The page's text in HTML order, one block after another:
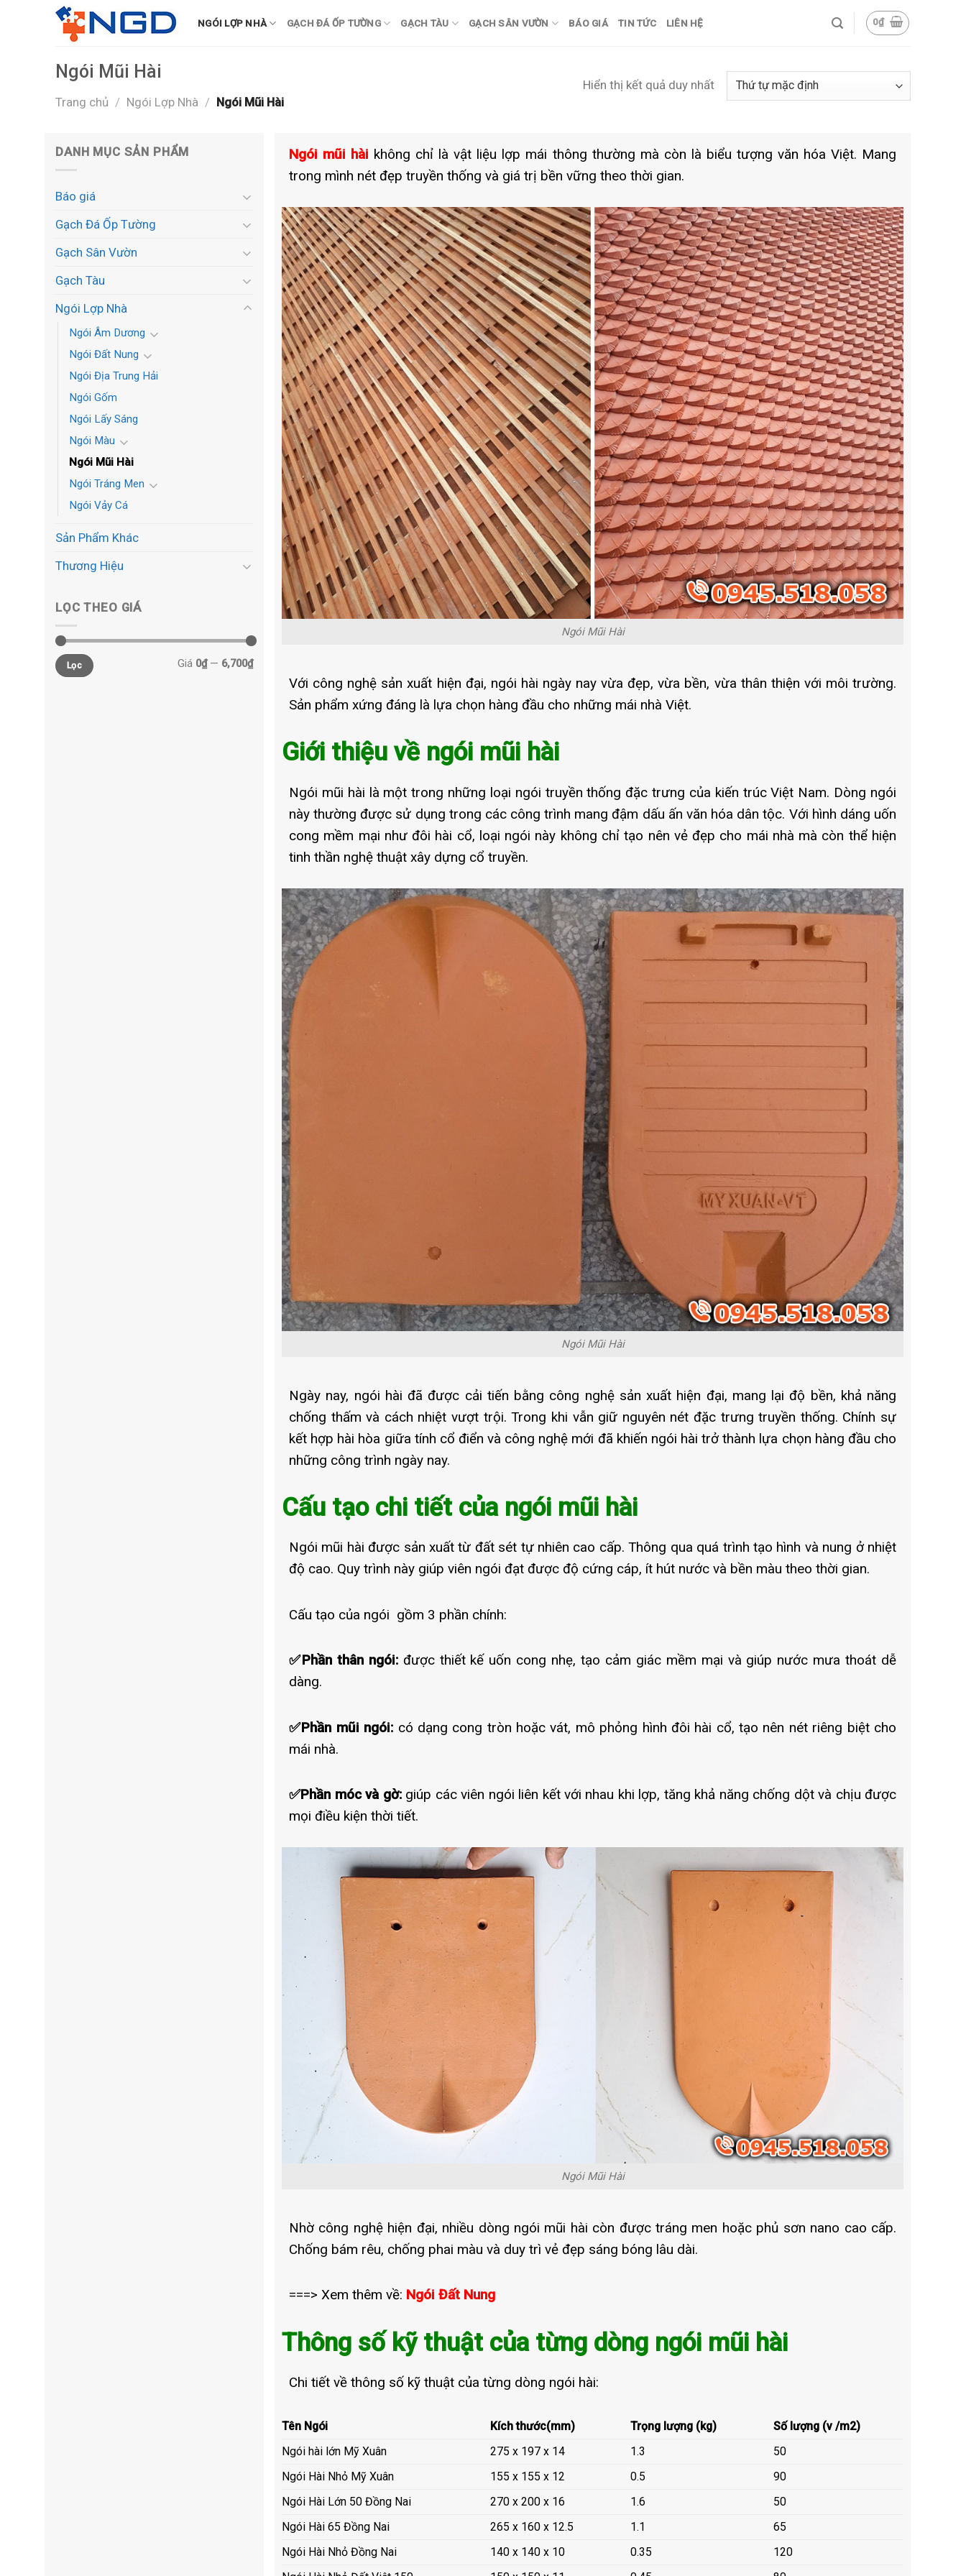
NGÓI LỢP NHÀ GẠCH ĐÁ ỐP TƯỜNG GẠCH TÀU GẠCH SÂN VƯỜN BÁO GIÁ TIN TỨC LIÊN HỆ 0₫
Ngói Mũi Hài
Trang chủ / Ngói Lợp Nhà / Ngói Mũi Hài
Hiển thị kết quả duy nhất
DANH MỤC SẢN PHẨM
Báo giá
Gạch Đá Ốp Tường
Gạch Sân Vườn
Gạch Tàu
Ngói Lợp Nhà
Ngói Âm Dương
Ngói Đất Nung
Ngói Địa Trung Hải
Ngói Gốm
Ngói Lấy Sáng
Ngói Màu
Ngói Mũi Hài
Ngói Tráng Men
Ngói Vảy Cá
Sản Phẩm Khác
Thương Hiệu
LỌC THEO GIÁ
Lọc Giá 0₫— 6,700₫
Ngói mũi hài không chỉ là vật liệu lợp mái thông thường mà còn là biểu tượng văn hóa Việt. Mang
trong mình nét đẹp truyền thống và giá trị bền vững theo thời gian.
Ngói Mũi Hài
Với công nghệ sản xuất hiện đại, ngói hài ngày nay vừa đẹp, vừa bền, vừa thân thiện với môi trường.
Sản phẩm xứng đáng là lựa chọn hàng đầu cho những mái nhà Việt.
Giới thiệu về ngói mũi hài
Ngói mũi hài là một trong những loại ngói truyền thống đặc trưng của kiến trúc Việt Nam. Dòng ngói
này thường được sử dụng trong các công trình mang đậm dấu ấn văn hóa dân tộc. Với hình dáng uốn
cong mềm mại như đôi hài cổ, loại ngói này không chỉ tạo nên vẻ đẹp cho mái nhà mà còn thể hiện
tinh thần nghệ thuật xây dựng cổ truyền.
Ngói Mũi Hài
Ngày nay, ngói hài đã được cải tiến bằng công nghệ sản xuất hiện đại, mang lại độ bền, khả năng
chống thấm và cách nhiệt vượt trội. Trong khi vẫn giữ nguyên nét đặc trưng truyền thống. Chính sự
kết hợp hài hòa giữa tính cổ điển và công nghệ mới đã khiến ngói hài trở thành lựa chọn hàng đầu cho
những công trình ngày nay.
Cấu tạo chi tiết của ngói mũi hài
Ngói mũi hài được sản xuất từ đất sét tự nhiên cao cấp. Thông qua quá trình tạo hình và nung ở nhiệt
độ cao. Quy trình này giúp viên ngói đạt được độ cứng cáp, ít hút nước và bền màu theo thời gian.
Cấu tạo của ngói gồm 3 phần chính:
✅Phần thân ngói:được thiết kế uốn cong nhẹ, tạo cảm giác mềm mại và giúp nước mưa thoát dễ
dàng.
✅Phần mũi ngói: có dạng cong tròn hoặc vát, mô phỏng hình đôi hài cổ, tạo nên nét riêng biệt cho
mái nhà.
✅Phần móc và gờ:giúp các viên ngói liên kết với nhau khi lợp, tăng khả năng chống dột và chịu được
mọi điều kiện thời tiết.
Ngói Mũi Hài
Nhờ công nghệ hiện đại, nhiều dòng ngói mũi hài còn được tráng men hoặc phủ sơn nano cao cấp.
Chống bám rêu, chống phai màu và duy trì vẻ đẹp sáng bóng lâu dài.
===> Xem thêm về: Ngói Đất Nung
Thông số kỹ thuật của từng dòng ngói mũi hài
Chi tiết về thông số kỹ thuật của từng dòng ngói hài:
Tên Ngói Kích thước(mm) Trọng lượng (kg)
Số lượng (v /m2)
Ngói hài lớn Mỹ Xuân
275 x 197 x 14 1.3
50
Ngói Hài Nhỏ Mỹ Xuân
155 x 155 x 12 0.5
90
Ngói Hài Lớn 50 Đồng Nai
270 x 200 x 16 1.6
50
Ngói Hài 65 Đồng Nai
265 x 160 x 12.5 1.1
65
Ngói Hài Nhỏ Đồng Nai
140 x 140 x 10 0.35
120